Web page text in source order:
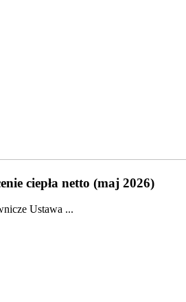
ciepła netto (maj 2026)
Ustawa ...